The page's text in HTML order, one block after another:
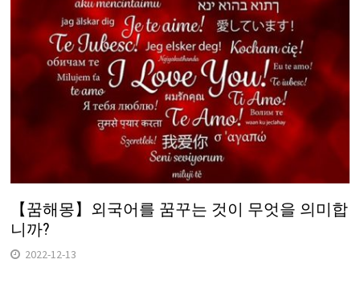
【꿈해몽】외국어를 꿈꾸는 것이 무엇을 의미합
니까?
2022-12-13